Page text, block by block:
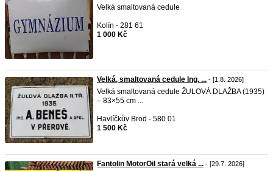
Velká smaltovaná cedule
Kolín - 281 61
1 000 Kč
Velká, smaltovaná cedule Ing. ... - [1.8. 2026]
Velká smaltovaná cedule ŽULOVÁ DLAŽBA (1935)
– 83×55 cm ...
Havlíčkův Brod - 580 01
1 500 Kč
Fantolin MotorOil stará velká ... - [29.7. 2026]